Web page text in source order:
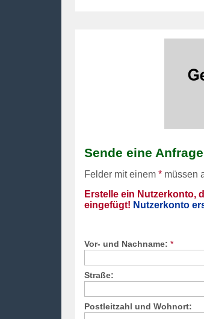
Sende eine
Felder mit einem *müssen
Erstelle ein Nutzerkonto,
eingefügt! Nutzerkonto
Vor- und Nachname: *
Straße:
Postleitzahl und Wohnort: